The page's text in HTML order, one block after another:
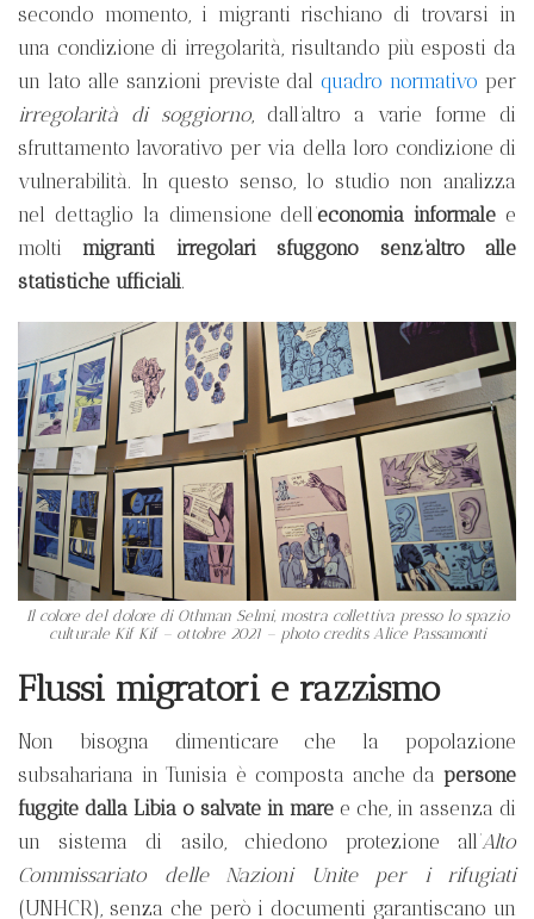
secondo momento, i migranti rischiano di trovarsi in
una condizione di irregolarità, risultando più esposti da
un lato alle sanzioni previste dalquadro normativo per
irregolarità di soggiorno , dall’altro a varie forme di
sfruttamento lavorativo per via della loro condizione di
vulnerabilità. In questo senso, lo studio non analizza
nel dettaglio la dimensione dell’economia informale e
moltimigranti irregolari sfuggono senz’altro alle
statistiche ufficiali.
Il colore del dolore di Othman Selmi, mostra collettiva presso lo spazio
culturale Kif Kif – ottobre 2021 – photo credits Alice Passamonti
Flussi migratori e razzismo
Non bisogna dimenticare che la popolazione
subsahariana in Tunisia è composta anche da persone
fuggite dalla Libia o salvate in mare e che, in assenza di
un sistema di asilo, chiedono protezione all’Alto
Commissariato delle Nazioni Unite per i rifugiati
(UNHCR), senza che però i documenti garantiscano un